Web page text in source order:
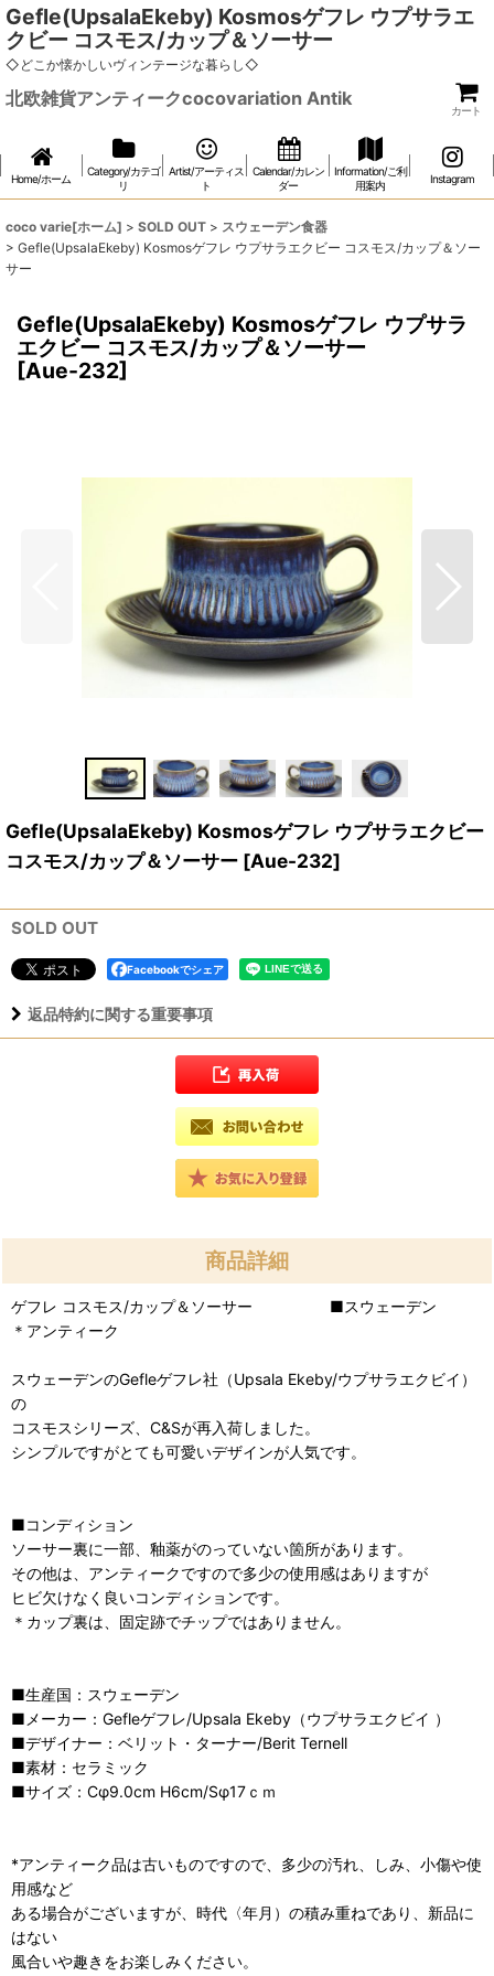
Gefle(UpsalaEkeby) Kosmosゲフレ ウプサラエ
クビー コスモス/カップ＆ソーサー
◇どこか懐かしいヴィンテージな暮らし◇
北欧雑貨アンティークcocovariation Antik
カート
Home/ホーム
Category/カテゴ
リ
Artist/アーティス
ト
Calendar/カレン
ダー
Information/ご利
用案内
Instagram
coco varie[ホーム] > SOLD OUT > スウェーデン食器
> Gefle(UpsalaEkeby) Kosmosゲフレ ウプサラエクビー コスモス/カップ＆ソー
サー
Gefle(UpsalaEkeby) Kosmosゲフレ ウプサラ
エクビー コスモス/カップ＆ソーサー
[Aue-232]
Gefle(UpsalaEkeby) Kosmosゲフレ ウプサラエクビー
コスモス/カップ＆ソーサー [Aue-232]
SOLD OUT
Facebookでシェア
返品特約に関する重要事項
商品詳細
ゲフレ コスモス/カップ＆ソーサー ■スウェーデン
＊アンティーク
スウェーデンのGefleゲフレ社（Upsala Ekeby/ウプサラエクビイ）
の
コスモスシリーズ、C&Sが再入荷しました。
シンプルですがとても可愛いデザインが人気です。
■コンディション
ソーサー裏に一部、釉薬がのっていない箇所があります。
その他は、アンティークですので多少の使用感はありますが
ヒビ欠けなく良いコンディションです。
＊カップ裏は、固定跡でチップではありません。
■生産国：スウェーデン
■メーカー：Gefleゲフレ/Upsala Ekeby（ウプサラエクビイ ）
■デザイナー：ベリット・ターナー/Berit Ternell
■素材：セラミック
■サイズ：Cφ9.0cm H6cm/Sφ17ｃｍ
*アンティーク品は古いものですので、多少の汚れ、しみ、小傷や使
用感など
ある場合がございますが、時代〈年月）の積み重ねであり、新品に
はない
風合いや趣きをお楽しみください。